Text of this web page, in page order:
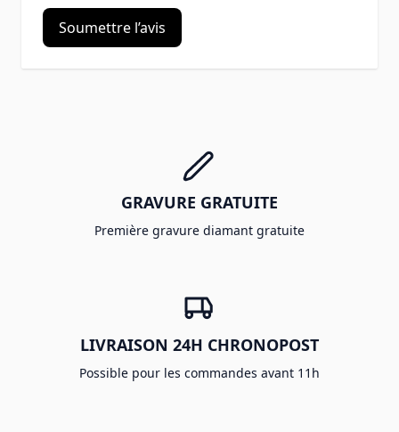
Soumettre l’avis
GRAVURE GRATUITE
Première gravure diamant gratuite
LIVRAISON 24H CHRONOPOST
Possible pour les commandes avant 11h